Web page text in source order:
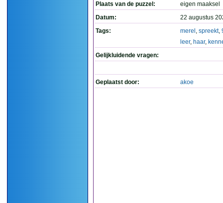
Plaats van de puzzel:
eigen maaksel
Datum:
22 augustus
Tags:
merel , spreekt,
leer, haar,
Gelijkluidende vragen:
Geplaatst door: akoe